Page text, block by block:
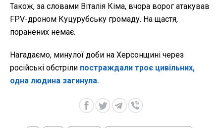
Також, за словами Віталія Кіма, вчора ворог атакував
FPV-дроном Куцурубську громаду. На щастя,
поранених немає.
Нагадаємо, минулої доби на Херсонщині через
російські обстріли постраждали троє цивільних,
одна людина загинула.